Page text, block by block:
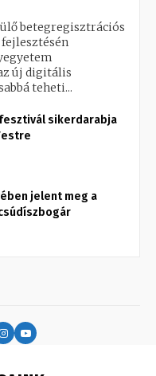
betegregisztrációs
új digitális
teheti...
sikerdarabja
jelent meg a